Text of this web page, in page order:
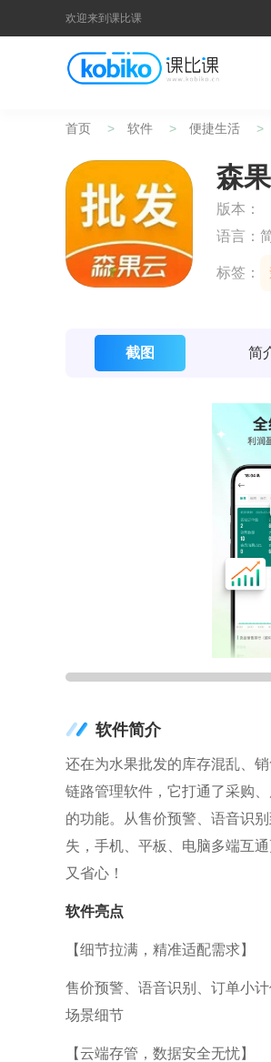
欢迎来到课比课
首页 软件 便捷生活
森
版本：
语言：
标签：
截图 简
软件简介
还在为水果批发的库存混乱、
链路管理软件，它打通了采购
的功能。从售价预警、语音识
失，手机、平板、电脑多端互
又省心！
软件亮点
【细节拉满，精准适配需求】
售价预警、语音识别、订单小
场景细节
【云端存管，数据安全无忧】